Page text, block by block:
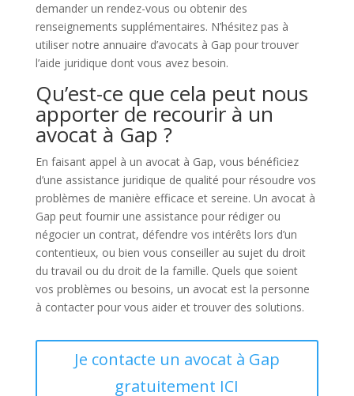
demander un rendez-vous ou obtenir des
renseignements supplémentaires. N’hésitez pas à
utiliser notre annuaire d’avocats à Gap pour trouver
l’aide juridique dont vous avez besoin.
Qu’est-ce que cela peut nous
apporter de recourir à un
avocat à Gap ?
En faisant appel à un avocat à Gap, vous bénéficiez
d’une assistance juridique de qualité pour résoudre vos
problèmes de manière efficace et sereine. Un avocat à
Gap peut fournir une assistance pour rédiger ou
négocier un contrat, défendre vos intérêts lors d’un
contentieux, ou bien vous conseiller au sujet du droit
du travail ou du droit de la famille. Quels que soient
vos problèmes ou besoins, un avocat est la personne
à contacter pour vous aider et trouver des solutions.
Je contacte un avocat à Gap
gratuitement ICI